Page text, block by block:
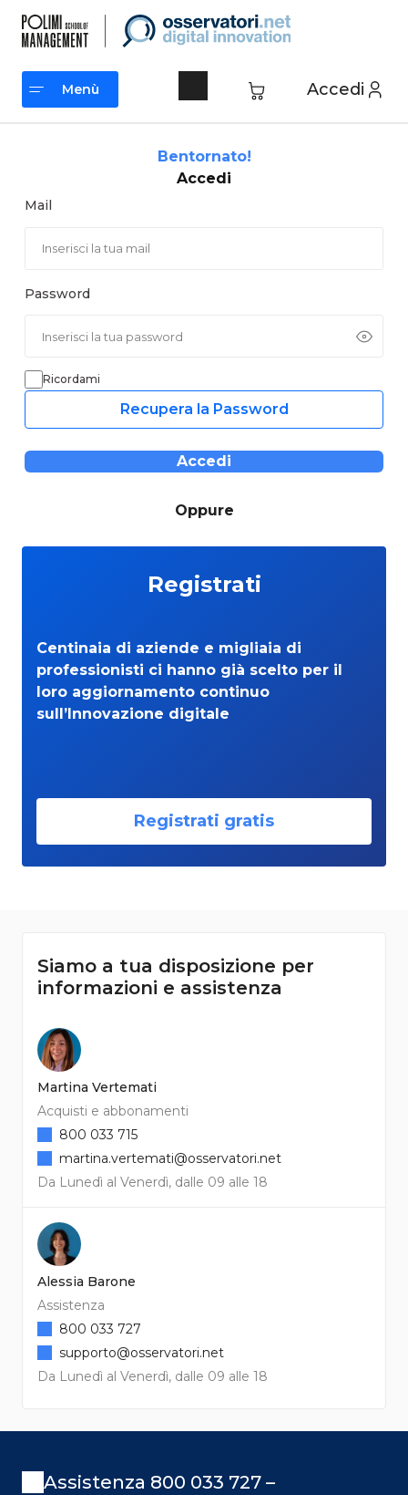
contenuto
Accedi
Menù
Bentornato!
Accedi
Mail
Password
Ricordami
Recupera la Password
Accedi
Oppure
Registrati
Centinaia di aziende e migliaia di
professionisti ci hanno già scelto per il
loro aggiornamento continuo
sull’Innovazione digitale
Registrati gratis
Siamo a tua disposizione per
informazioni e assistenza
Martina Vertemati
Acquisti e abbonamenti
Da Lunedì al Venerdì, dalle 09 alle 18
800 033 715
martina.vertemati@osservatori.net
Alessia Barone
Assistenza
Da Lunedì al Venerdì, dalle 09 alle 18
800 033 727
supporto@osservatori.net
Assistenza 800 033 727 –